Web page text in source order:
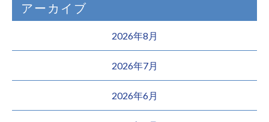
アーカイブ
2026年8月
2026年7月
2026年6月